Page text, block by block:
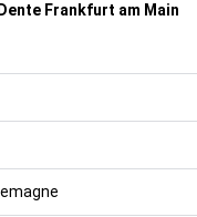
Frankfurt am Main